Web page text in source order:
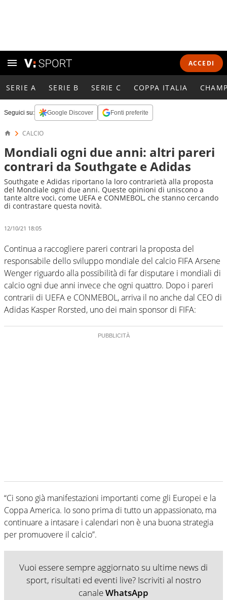
ACCEDI
SERIE A SERIE B SERIE C COPPA ITALIA
Seguici su: Google Discover Fonti preferite
CALCIO
Mondiali ogni due anni: altri pareri
contrari da Southgate e Adidas
Southgate e Adidas riportano la loro contrarietà alla proposta
del Mondiale ogni due anni. Queste opinioni di uniscono a
tante altre voci, come UEFA e CONMEBOL, che stanno cercando
di contrastare questa novità.
12/10/21 18:05
Continua a raccogliere pareri contrari la proposta del
responsabile dello sviluppo mondiale del calcio FIFA Arsene
Wenger riguardo alla possibilità di far disputare i mondiali di
calcio ogni due anni invece che ogni quattro. Dopo i pareri
contrarii di UEFA e CONMEBOL, arriva il no anche dal CEO di
Adidas Kasper Rorsted, uno dei main sponsor di FIFA:
“Ci sono già manifestazioni importanti come gli Europei e la
Coppa America. Io sono prima di tutto un appassionato, ma
continuare a intasare i calendari non è una buona strategia
per promuovere il calcio”.
Vuoi essere sempre aggiornato su ultime news di
sport, risultati ed eventi live? Iscriviti al nostro
canaleWhatsApp